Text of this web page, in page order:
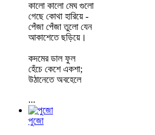
কালো কালো মেঘ গুলো
গেছে কোথা হারিয়ে -
পেঁজা পেঁজা তুলো যেন
আকাশেতে ছড়িয়ে।
কদমের ডাল ফুল
হেঁচে কেশে একশা;
উঠানেতে অবহেলে
...
পুজো